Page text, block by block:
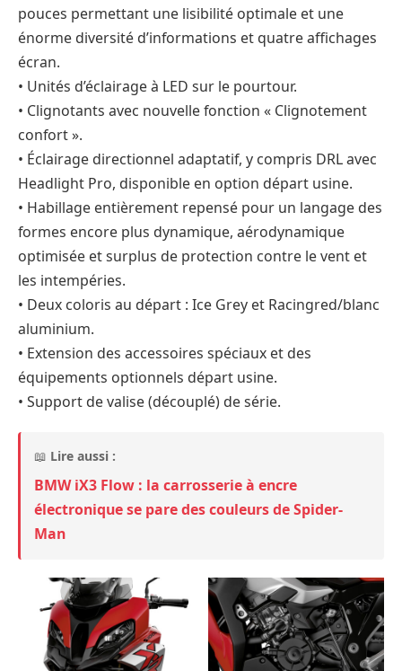
pouces permettant une lisibilité optimale et une
énorme diversité d’informations et quatre affichages
écran.
• Unités d’éclairage à LED sur le pourtour.
• Clignotants avec nouvelle fonction « Clignotement
confort ».
• Éclairage directionnel adaptatif, y compris DRL avec
Headlight Pro, disponible en option départ usine.
• Habillage entièrement repensé pour un langage des
formes encore plus dynamique, aérodynamique
optimisée et surplus de protection contre le vent et
les intempéries.
• Deux coloris au départ : Ice Grey et Racingred/blanc
aluminium.
• Extension des accessoires spéciaux et des
équipements optionnels départ usine.
• Support de valise (découplé) de série.
📖 Lire aussi :
BMW iX3 Flow : la carrosserie à encre
électronique se pare des couleurs de Spider-
Man